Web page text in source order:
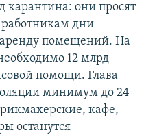
карантина: они просят
дни
аренду помещений. На
12 млрд
помощи. Глава
минимум до 24
кафе,
останутся